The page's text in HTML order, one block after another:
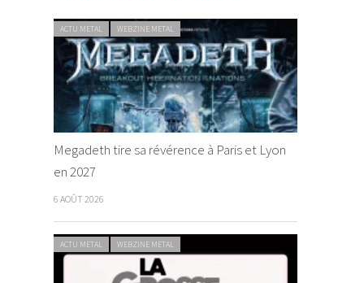
ACTU METAL WEBZINE METAL
Megadeth tire sa révérence à Paris et Lyon
en 2027
6 AOÛT 2026
ACTU METAL WEBZINE METAL